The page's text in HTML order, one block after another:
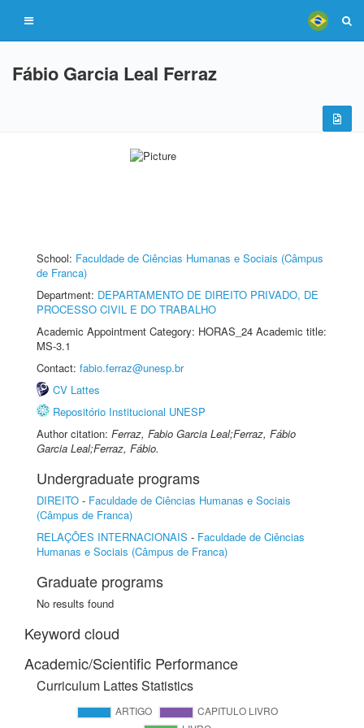
Fábio Garcia Leal Ferraz
School: Faculdade de Ciências Humanas e Sociais (Câmpus
de Franca)
Department: DEPARTAMENTO DE DIREITO PRIVADO, DE
PROCESSO CIVIL E DO TRABALHO
Academic Appointment Category: HORAS_24 Academic title:
MS-3.1
Contact: fabio.ferraz@unesp.br
CV Lattes
Repositório Institucional UNESP
Author citation: Ferraz, Fabio Garcia Leal;Ferraz, Fábio
Garcia Leal;Ferraz, Fábio.
Undergraduate programs
DIREITO - Faculdade de Ciências Humanas e Sociais
(Câmpus de Franca)
RELAÇÕES INTERNACIONAIS - Faculdade de Ciências
Humanas e Sociais (Câmpus de Franca)
Graduate programs
No results found
Keyword cloud
Academic/Scientific Performance
Curriculum Lattes Statistics